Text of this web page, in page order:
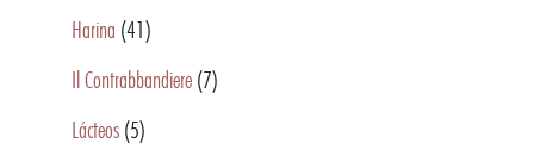
Harina (41)
Il Contrabbandiere (7)
Lácteos (5)